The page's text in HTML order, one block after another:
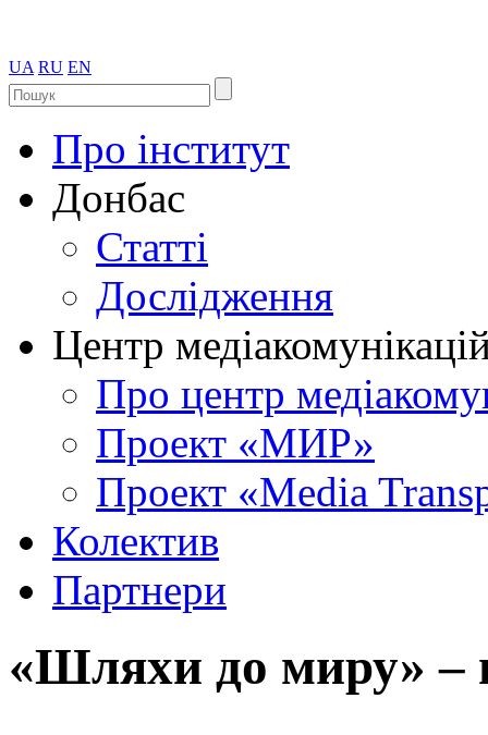
UA RU EN
Про інститут
Донбас
Статті
Дослідження
Центр
Про центр
Проект «МИР»
Проект «Media
Колектив
Партнери
«Шляхи до миру» –